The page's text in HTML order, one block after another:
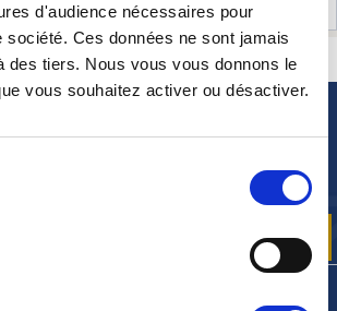
d'audience nécessaires pour
société. Ces données ne sont jamais
des tiers. Nous vous vous donnons le
vous souhaitez activer ou désactiver.
? BESOIN D 'AIDE ? CONTACTEZ-NOUS
NEWSLETTER